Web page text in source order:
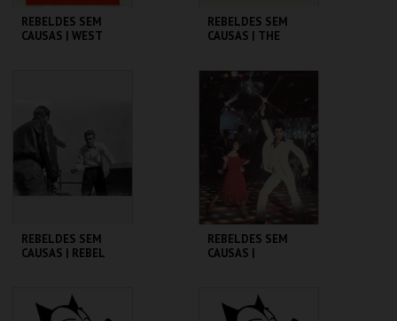
REBELDES SEM
CAUSAS | WEST
MAIS INFO
COMPRAR
REBELDES SEM
CAUSAS | THE
CINEMATECA
MAIS INFO
COMPRAR
REBELDES SEM
CAUSAS | REBEL
CINEMATECA
REBELDES SEM
CAUSAS |
CINEMATECA